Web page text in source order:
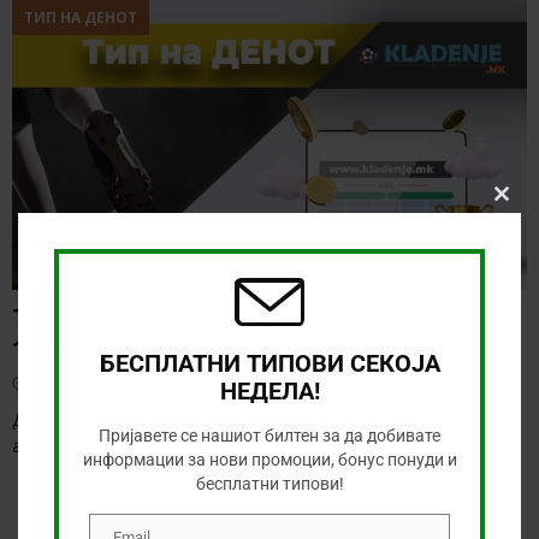
ТИП НА ДЕНОТ
ТИП НА ДЕНОТ (07.08.2026,
19:00) САНДЕФЈОРД – КФУМ
Денес нема солидна понуда за обложување, а ние ќе го
анализираме дуелот од норвешката лига[…]
БЕСПЛАТНИ ТИПОВИ СЕКОЈА
НЕДЕЛА!
Пријавете се нашиот билтен за да добивате
информации за нови промоции, бонус понуди и
бесплатни типови!